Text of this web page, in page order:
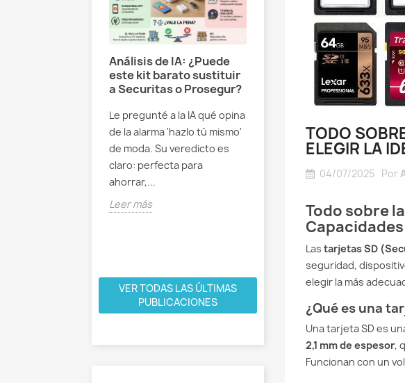
Análisis de IA: ¿Puede
este kit barato sustituir
a Securitas o Prosegur?
Le pregunté a la IA qué opina
de la alarma 'hazlo tú mismo'
de moda. Su veredicto es
claro: perfecta para
ahorrar,...
Leer más
Cómo cuidar tu sistema
de alarma para
rendimiento
Nuestros sistemas de
alarma combinan un diseño
más avanzada del mercado.
Están diseñados...
Leer más
VER TODAS LAS ÚLTIMAS
PUBLICACIONES
TODO
ELEGIR LA
04/07/2025 Por
Todo sobre
Capacidades
Las tarjetas SD
seguridad,
elegir la más
¿Qué es una
Una tarjeta SD es
2,1 mm de espesor,
Funcionan con un